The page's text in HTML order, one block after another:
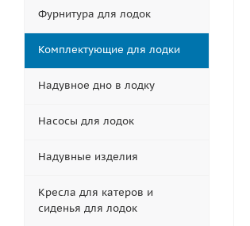
Фурнитура для лодок
Комплектующие для лодки
Надувное дно в лодку
Насосы для лодок
Надувные изделия
Кресла для катеров и
сиденья для лодок